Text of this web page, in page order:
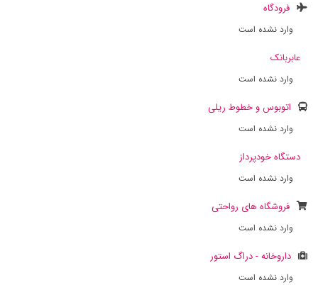
فرودگاه
وارد نشده است
عابربانک
وارد نشده است
اتوبوس و خطوط ریلی
وارد نشده است
دستگاه خودپرداز
وارد نشده است
فروشگاه های رواحتی
وارد نشده است
داروخانه - دراگ استور
وارد نشده است